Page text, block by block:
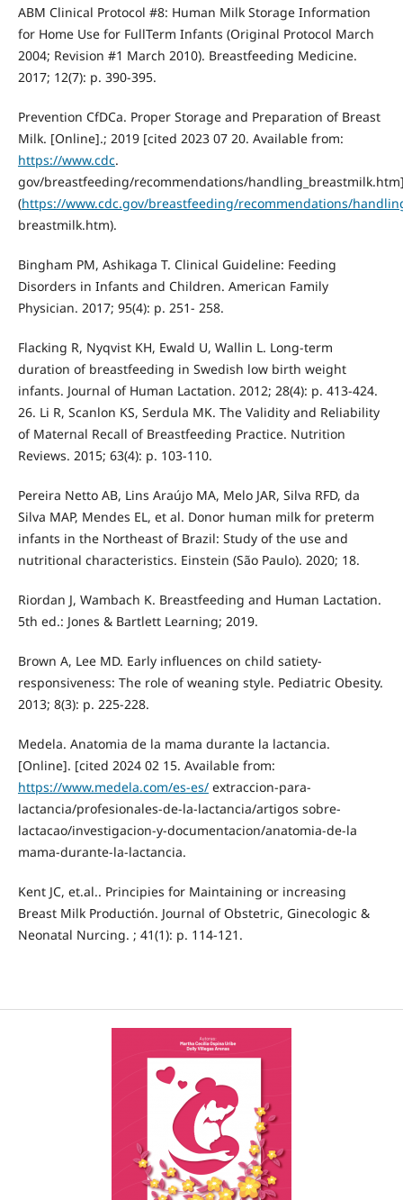
ABM Clinical Protocol #8: Human Milk Storage Information
for Home Use for FullTerm Infants (Original Protocol March
2004; Revision #1 March 2010). Breastfeeding Medicine.
2017; 12(7): p. 390-395.
Prevention CfDCa. Proper Storage and Preparation of Breast
Milk. [Online].; 2019 [cited 2023 07 20. Available from:
https://www.cdc.
gov/breastfeeding/recommendations/
(https://www.cdc.gov/breastfeeding/recommendations/
breastmilk.htm).
Bingham PM, Ashikaga T. Clinical Guideline: Feeding
Disorders in Infants and Children. American Family
Physician. 2017; 95(4): p. 251- 258.
Flacking R, Nyqvist KH, Ewald U, Wallin L. Long-term
duration of breastfeeding in Swedish low birth weight
infants. Journal of Human Lactation. 2012; 28(4): p. 413-424.
26. Li R, Scanlon KS, Serdula MK. The Validity and Reliability
of Maternal Recall of Breastfeeding Practice. Nutrition
Reviews. 2015; 63(4): p. 103-110.
Pereira Netto AB, Lins Araújo MA, Melo JAR, Silva RFD, da
Silva MAP, Mendes EL, et al. Donor human milk for preterm
infants in the Northeast of Brazil: Study of the use and
nutritional characteristics. Einstein (São Paulo). 2020; 18.
Riordan J, Wambach K. Breastfeeding and Human Lactation.
5th ed.: Jones & Bartlett Learning; 2019.
Brown A, Lee MD. Early influences on child satiety-
responsiveness: The role of weaning style. Pediatric Obesity.
2013; 8(3): p. 225-228.
Medela. Anatomia de la mama durante la lactancia.
[Online]. [cited 2024 02 15. Available from:
https://www.medela.com/es-es/extraccion-para-
lactancia/profesionales-de-la-lactancia/artigos sobre-
lactacao/investigacion-y-documentacion/anatomia-de-la
mama-durante-la-lactancia.
Kent JC, et.al.. Principies for Maintaining or increasing
Breast Milk Productión. Journal of Obstetric, Ginecologic &
Neonatal Nurcing. ; 41(1): p. 114-121.